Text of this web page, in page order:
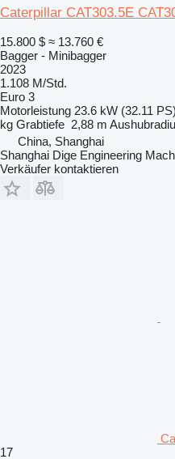
Caterpillar CAT303.5E
15.800 $ ≈ 13.760 €
Bagger - Minibagger
2023
1.108 M/Std.
Euro 3
Motorleistung 23.6 kW (32.11 PS)
kg Grabtiefe 2,88 m
China, Shanghai
Shanghai Dige Engineering
Verkäufer kontaktieren
17